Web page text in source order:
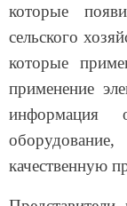
которые
сельского
которые
применение
информация
качественную